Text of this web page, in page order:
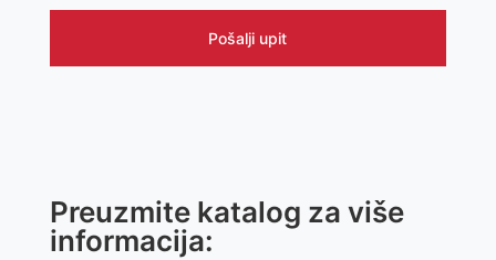
Pošalji upit
Preuzmite katalog za više
informacija: